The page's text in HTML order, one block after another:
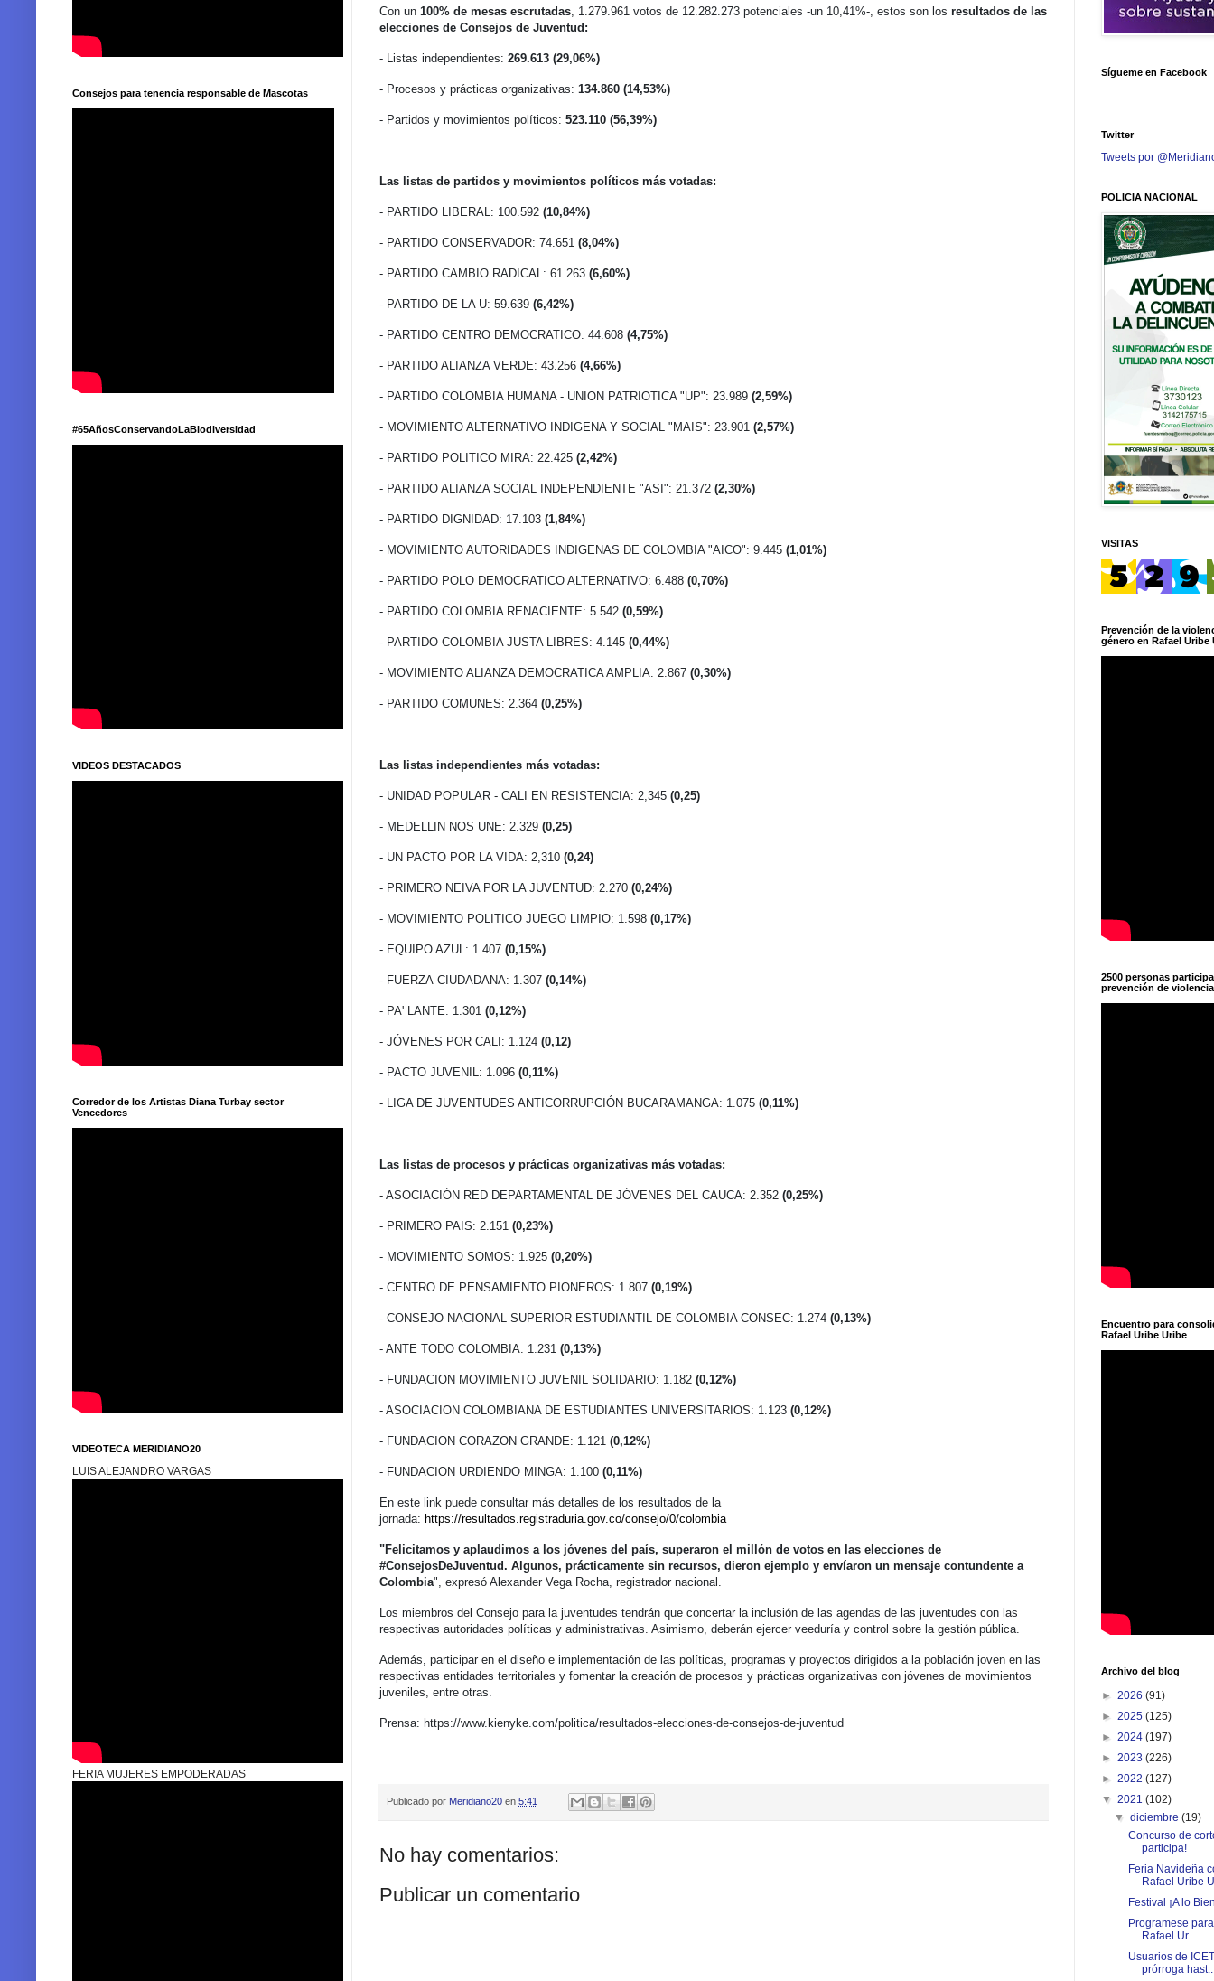
Con un 100% de mesas escrutadas , 1.279.961 votos de 12.282.273 potenciales -un 10,41%-, estos son los resultados de las
elecciones de Consejos de Juventud:
- Listas independientes: 269.613 (29,06%)
- Procesos y prácticas organizativas: 134.860 (14,53%)
- Partidos y movimientos políticos: 523.110 (56,39%)
Las listas de partidos y movimientos políticos más votadas:
- PARTIDO LIBERAL: 100.592 (10,84%)
- PARTIDO CONSERVADOR: 74.651 (8,04%)
- PARTIDO CAMBIO RADICAL: 61.263 (6,60%)
- PARTIDO DE LA U: 59.639 (6,42%)
- PARTIDO CENTRO DEMOCRATICO: 44.608 (4,75%)
- PARTIDO ALIANZA VERDE: 43.256 (4,66%)
- PARTIDO COLOMBIA HUMANA - UNION PATRIOTICA "UP": 23.989 (2,59%)
- MOVIMIENTO ALTERNATIVO INDIGENA Y SOCIAL "MAIS": 23.901 (2,57%)
- PARTIDO POLITICO MIRA: 22.425 (2,42%)
- PARTIDO ALIANZA SOCIAL INDEPENDIENTE "ASI": 21.372 (2,30%)
- PARTIDO DIGNIDAD: 17.103 (1,84%)
- MOVIMIENTO AUTORIDADES INDIGENAS DE COLOMBIA "AICO": 9.445 (1,01%)
- PARTIDO POLO DEMOCRATICO ALTERNATIVO: 6.488 (0,70%)
- PARTIDO COLOMBIA RENACIENTE: 5.542 (0,59%)
- PARTIDO COLOMBIA JUSTA LIBRES: 4.145 (0,44%)
- MOVIMIENTO ALIANZA DEMOCRATICA AMPLIA: 2.867 (0,30%)
- PARTIDO COMUNES: 2.364 (0,25%)
Las listas independientes más votadas:
- UNIDAD POPULAR - CALI EN RESISTENCIA: 2,345 (0,25)
- MEDELLIN NOS UNE: 2.329 (0,25)
- UN PACTO POR LA VIDA: 2,310 (0,24)
- PRIMERO NEIVA POR LA JUVENTUD: 2.270 (0,24%)
- MOVIMIENTO POLITICO JUEGO LIMPIO: 1.598 (0,17%)
- EQUIPO AZUL: 1.407 (0,15%)
- FUERZA CIUDADANA: 1.307 (0,14%)
- PA' LANTE: 1.301 (0,12%)
- JÓVENES POR CALI: 1.124 (0,12)
- PACTO JUVENIL: 1.096 (0,11%)
- LIGA DE JUVENTUDES ANTICORRUPCIÓN BUCARAMANGA: 1.075 (0,11%)
Las listas de procesos y prácticas organizativas más votadas:
- ASOCIACIÓN RED DEPARTAMENTAL DE JÓVENES DEL CAUCA: 2.352 (0,25%)
- PRIMERO PAIS: 2.151 (0,23%)
- MOVIMIENTO SOMOS: 1.925 (0,20%)
- CENTRO DE PENSAMIENTO PIONEROS: 1.807 (0,19%)
- CONSEJO NACIONAL SUPERIOR ESTUDIANTIL DE COLOMBIA CONSEC: 1.274 (0,13%)
- ANTE TODO COLOMBIA: 1.231 (0,13%)
- FUNDACION MOVIMIENTO JUVENIL SOLIDARIO: 1.182 (0,12%)
- ASOCIACION COLOMBIANA DE ESTUDIANTES UNIVERSITARIOS: 1.123 (0,12%)
- FUNDACION CORAZON GRANDE: 1.121 (0,12%)
- FUNDACION URDIENDO MINGA: 1.100 (0,11%)
En este link puede consultar más detalles de los resultados de la
jornada: https://resultados.registraduria.gov.co/consejo/0/colombia
"Felicitamos y aplaudimos a los jóvenes del país, superaron el millón de votos en las elecciones de
#ConsejosDeJuventud. Algunos, prácticamente sin recursos, dieron ejemplo y envíaron un mensaje contundente a
Colombia", expresó Alexander Vega Rocha, registrador nacional.
Los miembros del Consejo para la juventudes tendrán que concertar la inclusión de las agendas de las juventudes con las
respectivas autoridades políticas y administrativas. Asimismo, deberán ejercer veeduría y control sobre la gestión pública.
Además, participar en el diseño e implementación de las políticas, programas y proyectos dirigidos a la población joven en las
respectivas entidades territoriales y fomentar la creación de procesos y prácticas organizativas con jóvenes de movimientos
juveniles, entre otras.
Prensa: https://www.kienyke.com/politica/resultados-elecciones-de-consejos-de-juventud
Publicado por Meridiano20 en 5:41
No hay comentarios:
Publicar un comentario
Consejos para tenencia responsable de Mascotas
#65AñosConservandoLaBiodiversidad
VIDEOS DESTACADOS
Corredor de los Artistas Diana Turbay sector
Vencedores
VIDEOTECA MERIDIANO20
LUIS ALEJANDRO VARGAS
FERIA MUJERES EMPODERADAS
Sígueme en Facebook
Twitter
Tweets por
POLICIA NACIONAL
VISITAS
Prevención de la
género en Rafael Uribe
2500 personas
prevención de
Encuentro para
Rafael Uribe Uribe
Archivo del blog
► 2026 (91)
► 2025 (125)
► 2024 (197)
► 2023 (226)
► 2022 (127)
▼ 2021 (102)
▼diciembre(19)
Concurso de
participa!
Feria Navideña
Rafael Uribe
Festival ¡A lo
Programese
Rafael Ur...
Usuarios de
prórroga